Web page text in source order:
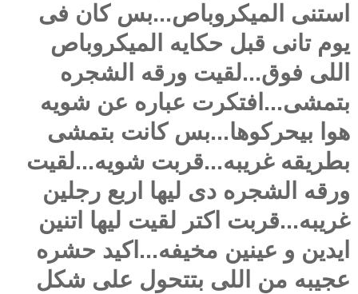
استنى الميكروباص...بس كان فى
يوم تانى قبل حكايه الميكروباص
اللى فوق...لقيت ورقه الشجره
بتمشى...افتكرت عباره عن شويه
هوا بيحركوها...بس كانت بتمشى
بطريقه غريبه...قربت شويه...لقيت
ورقه الشجره دى ليها اربع رجلين
غريبه...قربت اكتر لقيت ليها اتنين
ايدين و عينين مخيفه...اكيد حشره
عجيبه من اللى بتتحول على شكل